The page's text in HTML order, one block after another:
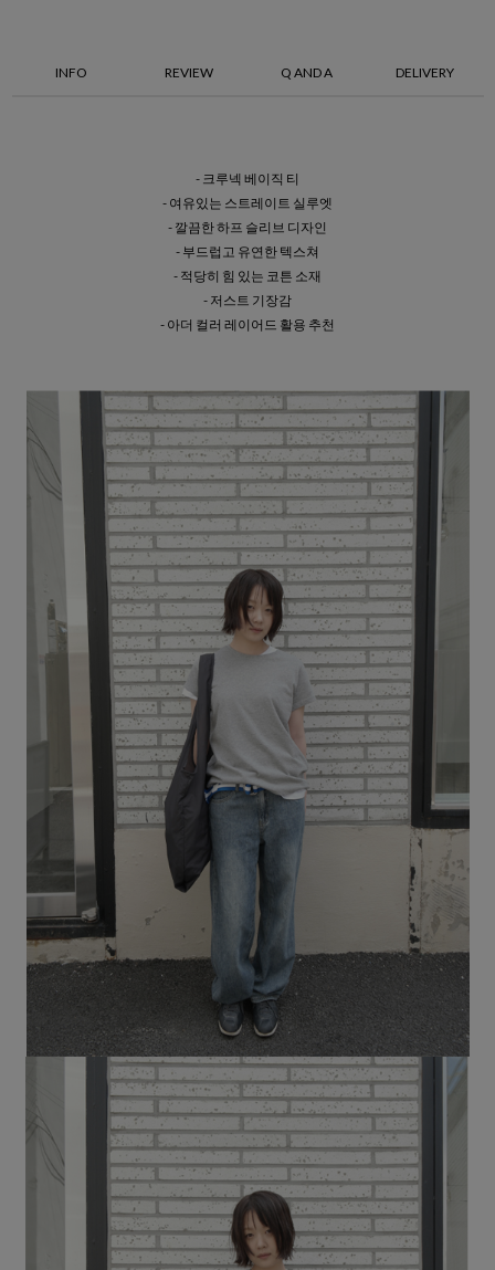
INFO REVIEW Q AND A DELIVERY
- 크루넥 베이직 티
- 여유있는 스트레이트 실루엣
- 깔끔한 하프 슬리브 디자인
- 부드럽고 유연한 텍스쳐
- 적당히 힘 있는 코튼 소재
- 저스트 기장감
- 아더 컬러 레이어드 활용 추천